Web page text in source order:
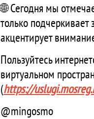
🌐 Сегодня мы
только
акцентирует
Пользуйтесь
виртуальном
(https://
@mingosmo